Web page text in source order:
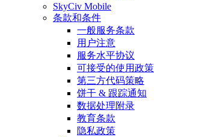
SkyCiv Mobile
条款和条件
一般服务条款
用户注意
服务水平协议
可接受的使用政策
第三方代码策略
饼干 & 跟踪通知
数据处理附录
教育条款
隐私政策